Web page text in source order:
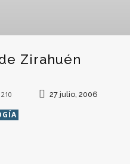
Zirahuén
210 27 julio, 2006